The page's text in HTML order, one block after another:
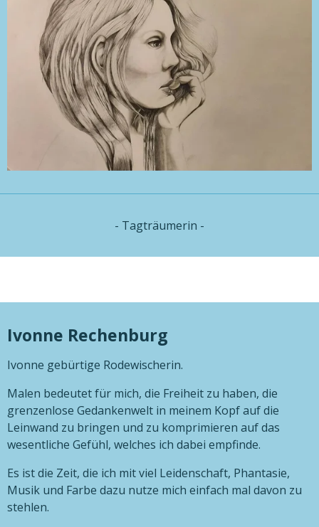
- Tagträumerin -
Ivonne Rechenburg
Ivonne gebürtige Rodewischerin.
Malen bedeutet für mich, die Freiheit zu haben, die
grenzenlose Gedankenwelt in meinem Kopf auf die
Leinwand zu bringen und zu komprimieren auf das
wesentliche Gefühl, welches ich dabei empfinde.
Es ist die Zeit, die ich mit viel Leidenschaft, Phantasie,
Musik und Farbe dazu nutze mich einfach mal davon zu
stehlen.